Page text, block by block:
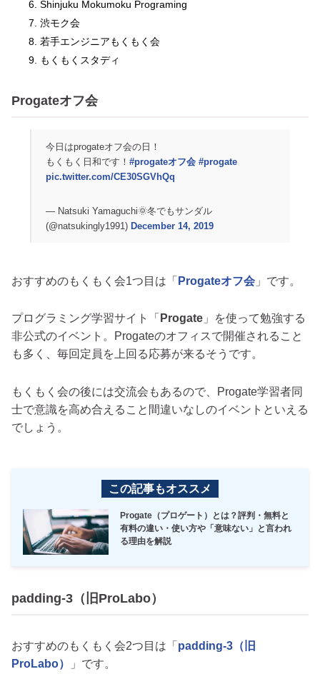
Shinjuku Mokumoku Programing
渋モク会
若手エンジニアもくもく会
もくもくスタディ
Progateオフ会
今日はprogateオフ会の日！
もくもく日和です！ #progateオフ会 #progate
pic.twitter.com/CE30SGVhQq
— Natsuki Yamaguchi🌞冬でもサンダル
(@natsukingly1991) December 14, 2019
おすすめのもくもく会1つ目は「 Progateオフ会 」です。
プログラミング学習サイト「 Progate 」を使って勉強する
非公式のイベント。Progateのオフィスで開催されること
も多く、毎回定員を上回る応募が来るそうです。
もくもく会の後には交流会もあるので、Progate学習者同
士で意識を高め合えること間違いなしのイベントといえる
でしょう。
この記事もオススメ
Progate（プロゲート）とは？評判・無料と
有料の違い・使い方や「意味ない」と言われ
る理由を解説
padding-3（旧ProLabo）
おすすめのもくもく会2つ目は「 padding-3（旧
ProLabo）
」です。